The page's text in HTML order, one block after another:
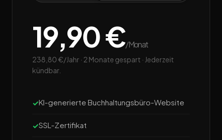
19,90 €/Monat
238,80 €/Jahr · 2 Monate gespart · Jederzeit
kündbar.
KI-generierte Buchhaltungsbüro-Website
SSL-Zertifikat